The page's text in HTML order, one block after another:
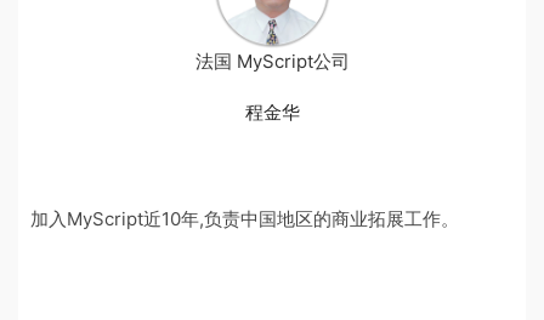
法国 MyScript公司
程金华
加入MyScript近10年,负责中国地区的商业拓展工作。